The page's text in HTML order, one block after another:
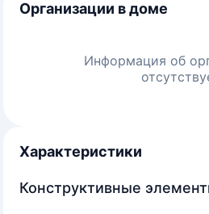
Организации в доме
Информация об
Характеристики
Конструктивные